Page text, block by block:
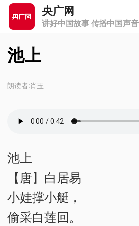
央广网
讲好中国故事 传播中国声音
池上
朗读者:肖玉
池上
【唐】白居易
小娃撑小艇，
偷采白莲回。